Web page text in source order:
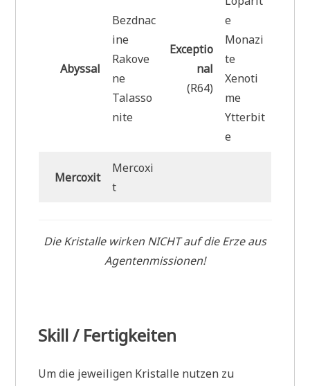
Abyssal
Bezdnac
ine
Rakove
ne
Talasso
nite
Exceptio
nal
(R64)
e
Monazi
te
Xenoti
me
Ytterbit
e
Mercoxit
Mercoxi
t
Die Kristalle wirken NICHT auf die Erze aus
Agentenmissionen!
Skill / Fertigkeiten
Um die jeweiligen Kristalle nutzen zu